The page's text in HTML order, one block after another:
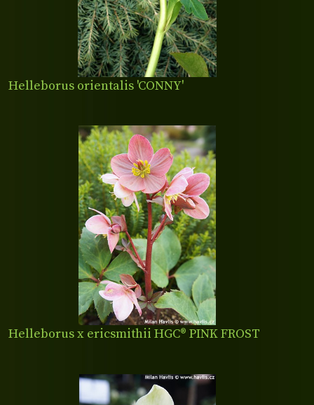
Helleborus orientalis 'CONNY'
Helleborus x ericsmithii HGC® PINK FROST